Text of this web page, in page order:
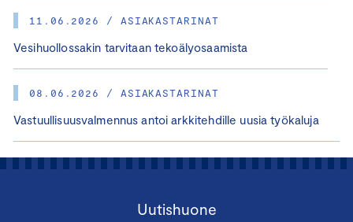
11.06.2026 / ASIAKASTARINAT
Vesihuollossakin tarvitaan tekoälyosaamista
08.06.2026 / ASIAKASTARINAT
Vastuullisuusvalmennus antoi arkkitehdille uusia työkaluja
Uutishuone